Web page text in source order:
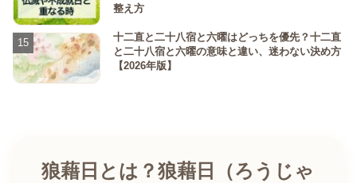
整え方
十二直と二十八宿と六曜はどっちを優先？十二直
と二十八宿と六曜の意味と違い、迷わない決め方
【2026年版】
狼藉日とは？狼藉日（ろうじゃ